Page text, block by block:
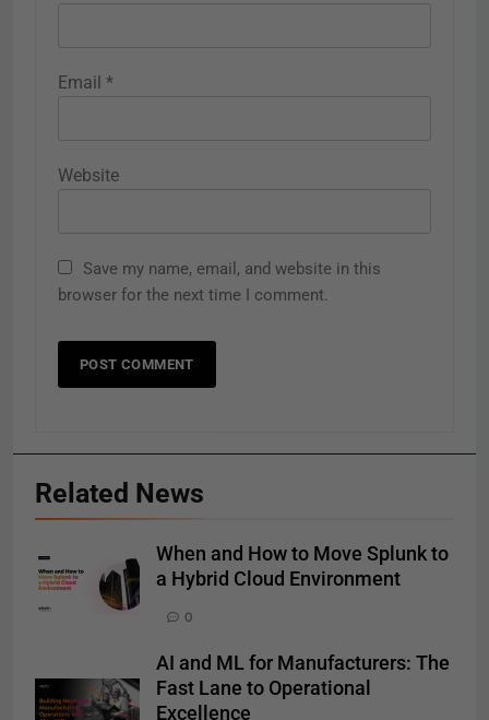
Email *
Website
Save my name, email, and website in this
browser for the next time I comment.
Related News
When and How to Move Splunk to
a Hybrid Cloud Environment
0
AI and ML for Manufacturers: The
Fast Lane to Operational
Excellence